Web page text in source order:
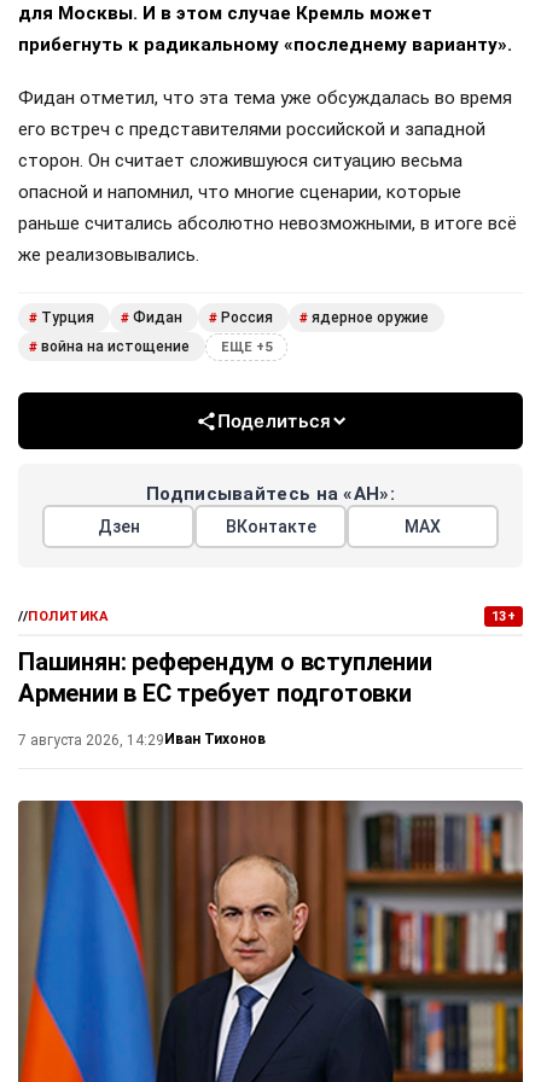
для Москвы. И в этом случае Кремль может
прибегнуть к радикальному «последнему варианту».
Фидан отметил, что эта тема уже обсуждалась во время
его встреч с представителями российской и западной
сторон. Он считает сложившуюся ситуацию весьма
опасной и напомнил, что многие сценарии, которые
раньше считались абсолютно невозможными, в итоге всё
же реализовывались.
# Турция # Фидан # Россия # ядерное оружие
# война на истощение ЕЩЕ +5
Поделиться
Подписывайтесь на «АН»:
Дзен ВКонтакте МАХ
//ПОЛИТИКА 13+
Пашинян: референдум о вступлении
Армении в ЕС требует подготовки
7 августа 2026, 14:29 Иван Тихонов